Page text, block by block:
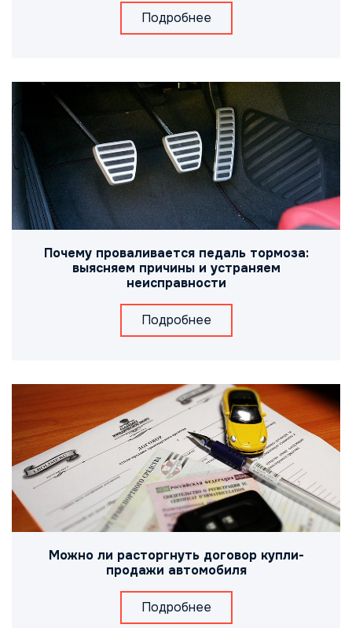
Подробнее
Почему проваливается педаль тормоза:
выясняем причины и устраняем
неисправности
Подробнее
Можно ли расторгнуть договор купли-
продажи автомобиля
Подробнее